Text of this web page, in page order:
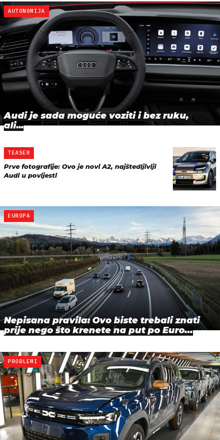
AUTONOMIJA
Audi je sada moguće voziti i bez ruku,
ali...
TEASER
Prve fotografije: Ovo je novi A2, najštedljiviji
Audi u povijesti
EUROPA
Nepisana pravila: Ovo biste trebali znati
prije nego što krenete na put po Euro…
PROBLEMI